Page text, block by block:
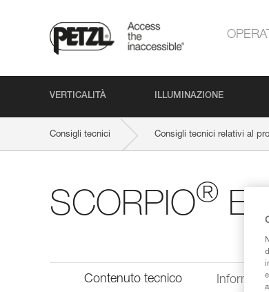
VERTICALITÀ ILLUMINAZIONE
Consigli tecnici Consigli tecnici relativi al
SCORPIO®
Contenuto tecnico